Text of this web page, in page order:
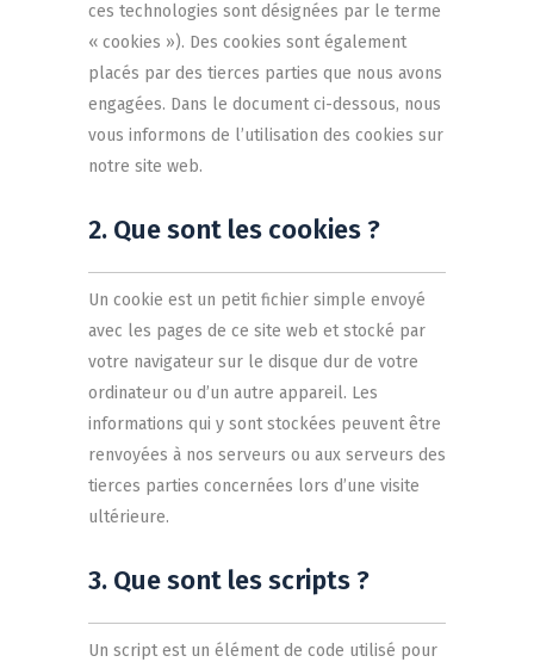
ces technologies sont désignées par le terme
« cookies »). Des cookies sont également
placés par des tierces parties que nous avons
engagées. Dans le document ci-dessous, nous
vous informons de l’utilisation des cookies sur
notre site web.
2. Que sont les cookies ?
Un cookie est un petit fichier simple envoyé
avec les pages de ce site web et stocké par
votre navigateur sur le disque dur de votre
ordinateur ou d’un autre appareil. Les
informations qui y sont stockées peuvent être
renvoyées à nos serveurs ou aux serveurs des
tierces parties concernées lors d’une visite
ultérieure.
3. Que sont les scripts ?
Un script est un élément de code utilisé pour